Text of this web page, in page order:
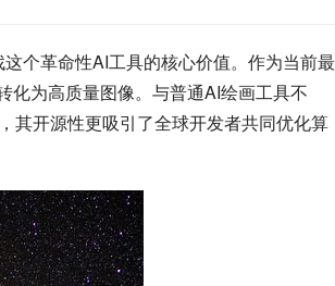
个革命性AI工具的核心价值。作为当前最
化为高质量图像。与普通AI绘画工具不
其开源性更吸引了全球开发者共同优化算